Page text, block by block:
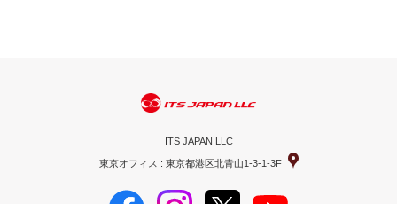
ITS JAPAN LLC
東京オフィス : 東京都港区北青山1-3-1-3F